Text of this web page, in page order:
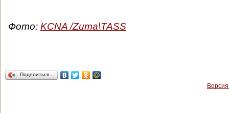
Фото: KCNA /Zuma\TASS
Поделиться…